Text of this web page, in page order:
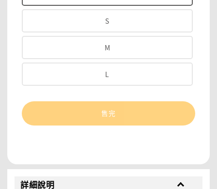
S
M
L
售完
詳細說明